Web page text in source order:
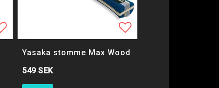
till i favoritlistan
till i favoritlistanLägg till i
Yasaka stomme Max Wood
549 SEK